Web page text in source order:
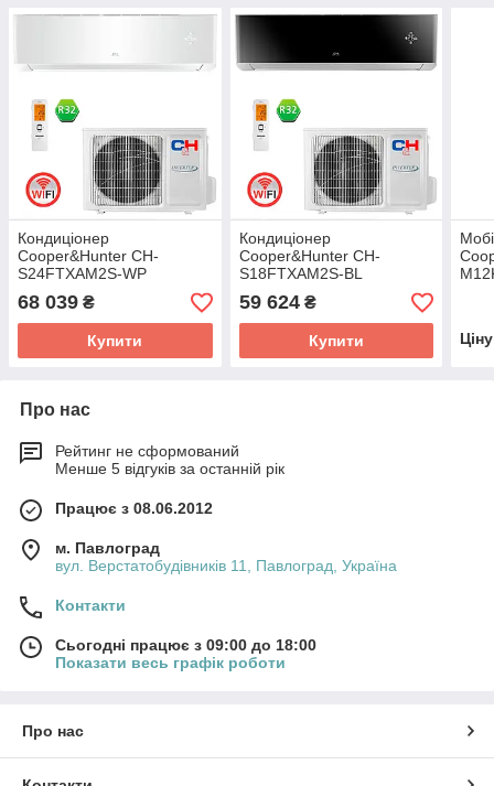
Кондиціонер
Cooper&Hunter CH-
S24FTXAM2S-WP
68 039 ₴
Купити
Кондиціонер
Cooper&Hunter CH-
S18FTXAM2S-BL
59 624₴
Купити
Про нас
Рейтинг не сформований
Менше 5 відгуків за останній рік
Працює з 08.06.2012
м. Павлоград
вул. Верстатобудівників 11, Павлоград, Україна
Контакти
Сьогодні працює з 09:00 до 18:00
Показати весь графік роботи
Про нас